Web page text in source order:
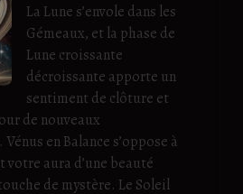
La Lune s’envole dans les
Gémeaux, et la phase de
Lune croissante
décroissante apporte un
sentiment de clôture et
de nouveaux
en Balance s’oppose à
aura d’une beauté
de mystère. Le Soleil